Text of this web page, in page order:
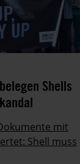
Shells
mit
Shell muss